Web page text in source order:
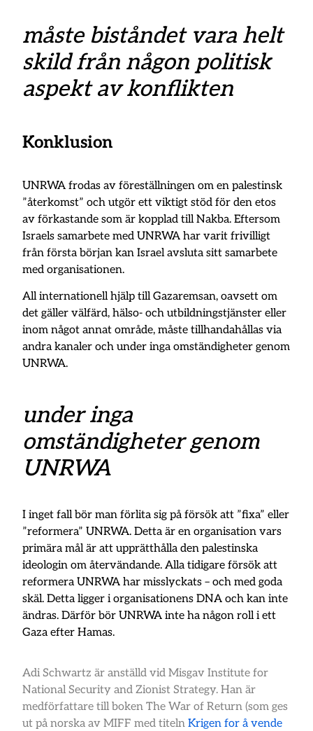
måste biståndet vara helt
skild från någon politisk
aspekt av konflikten
Konklusion
UNRWA frodas av föreställningen om en palestinsk
”återkomst” och utgör ett viktigt stöd för den etos
av förkastande som är kopplad till Nakba. Eftersom
Israels samarbete med UNRWA har varit frivilligt
från första början kan Israel avsluta sitt samarbete
med organisationen.
All internationell hjälp till Gazaremsan, oavsett om
det gäller välfärd, hälso- och utbildningstjänster eller
inom något annat område, måste tillhandahållas via
andra kanaler och under inga omständigheter genom
UNRWA.
under inga
omständigheter genom
UNRWA
I inget fall bör man förlita sig på försök att ”fixa” eller
”reformera” UNRWA. Detta är en organisation vars
primära mål är att upprätthålla den palestinska
ideologin om återvändande. Alla tidigare försök att
reformera UNRWA har misslyckats – och med goda
skäl. Detta ligger i organisationens DNA och kan inte
ändras. Därför bör UNRWA inte ha någon roll i ett
Gaza efter Hamas.
Adi Schwartz är anställd vid Misgav Institute for
National Security and Zionist Strategy. Han är
medförfattare till boken The War of Return (som ges
ut på norska av MIFF med titeln Krigen for å vende